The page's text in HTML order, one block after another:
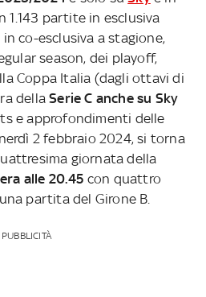
1.143 partite in esclusiva
co-esclusiva a stagione,
season, dei playoff,
Coppa Italia (dagli ottavi di
dellaSerie C anche su Sky
e approfondimenti delle
2 febbraio 2024, si torna
giornata della
alle 20.45 con quattro
partita del Girone B.
PUBBLICITÀ